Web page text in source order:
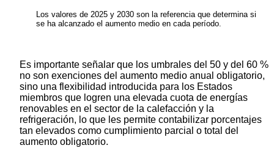
Los valores de 2025 y 2030 son la referencia que determina si
se ha alcanzado el aumento medio en cada período.
Es importante señalar que los umbrales del 50 y del 60 %
no son exenciones del aumento medio anual obligatorio,
sino una flexibilidad introducida para los Estados
miembros que logren una elevada cuota de energías
renovables en el sector de la calefacción y la
refrigeración, lo que les permite contabilizar porcentajes
tan elevados como cumplimiento parcial o total del
aumento obligatorio.